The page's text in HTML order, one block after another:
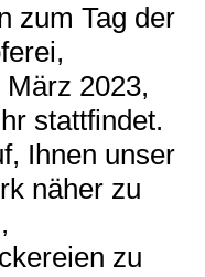
zum Tag der
2023,
stattfindet.
Ihnen unser
näher zu
zu